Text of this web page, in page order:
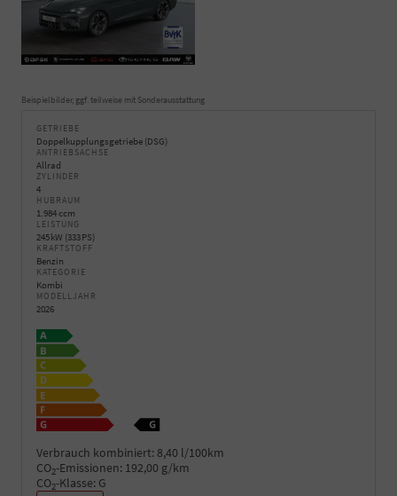
Beispielbilder, ggf. teilweise mit Sonderausstattung
GETRIEBE
Doppelkupplungsgetriebe (DSG)
ANTRIEBSACHSE
Allrad
ZYLINDER
4
HUBRAUM
1.984 ccm
LEISTUNG
245 kW (333 PS)
KRAFTSTOFF
Benzin
KATEGORIE
Kombi
MODELLJAHR
2026
Verbrauch kombiniert: 8,40 l/100km
CO2-Emissionen: 192,00 g/km
CO2-Klasse: G